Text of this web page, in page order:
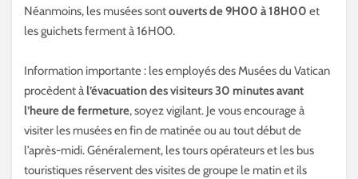
Néanmoins, les musées sontouverts de 9H00 à 18H00 et
les guichets ferment à 16H00.
Information importante : les employés des Musées du Vatican
procèdent à l’évacuation des visiteurs 30 minutes avant
l’heure de fermeture, soyez vigilant. Je vous encourage à
visiter les musées en fin de matinée ou au tout début de
l’après-midi. Généralement, les tours opérateurs et les bus
touristiques réservent des visites de groupe le matin et ils